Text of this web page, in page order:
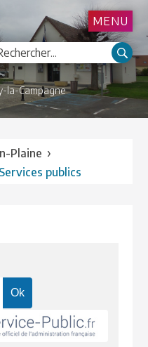
la-Campagne
MENU
Plaine ›
Services publics